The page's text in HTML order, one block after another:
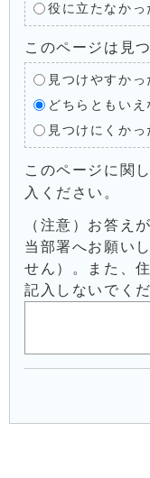
役に立たなかっ
このページは見
見つけやすかっ
どちらともいえ
見つけにくかっ
このページに関
入ください。
（注意）お答え
当部署へお願い
せん）。また、
記入しないでくだ